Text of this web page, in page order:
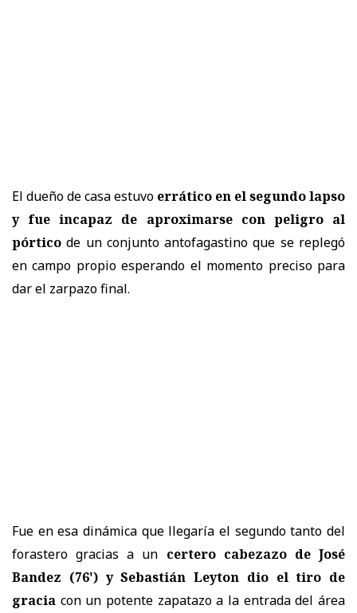
El dueño de casa estuvo errático en el segundo lapso
y fue incapaz de aproximarse con peligro al
pórtico de un conjunto antofagastino que se replegó
en campo propio esperando el momento preciso para
dar el zarpazo final.
Fue en esa dinámica que llegaría el segundo tanto del
forastero gracias a un certero cabezazo de José
Bandez (76') y Sebastián Leyton dio el tiro de
gracia con un potente zapatazo a la entrada del área